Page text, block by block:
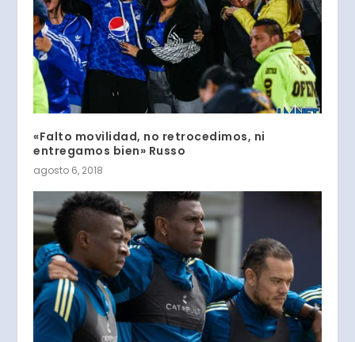
«Falto movilidad, no retrocedimos, ni
entregamos bien» Russo
agosto 6, 2018